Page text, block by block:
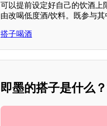
可以提前设定好自己的饮酒上
由改喝低度酒/饮料。既参与其
搭子喝酒
即墨的搭子是什么